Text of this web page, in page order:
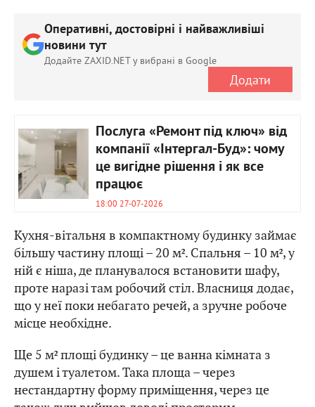
Оперативні, достовірні і найважливіші
новини тут
Додайте ZAXID.NET у вибрані в Google
Додати
Послуга «Ремонт під ключ» від
компанії «Інтергал-Буд»: чому
це вигідне рішення і як все
працює
18:00 27-07-2026
Кухня-вітальня в компактному будинку займає
більшу частину площі – 20 м². Спальня – 10 м², у
ній є ніша, де планувалося встановити шафу,
проте наразі там робочий стіл. Власниця додає,
що у неї поки небагато речей, а зручне робоче
місце необхідне.
Ще 5 м² площі будинку – це ванна кімната з
душем і туалетом. Така площа – через
нестандартну форму приміщення, через це